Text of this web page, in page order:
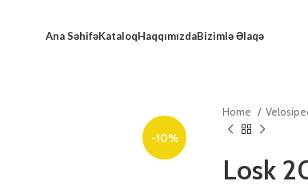
Ana SəhifəKataloqHaqqımızdaBizimlə Əlaqə
-10%
Home
Losk